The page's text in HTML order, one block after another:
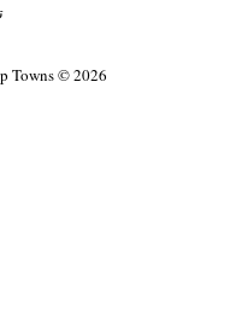
تنصل
Leap Towns © 2026. جميع الحقوق محفوظة